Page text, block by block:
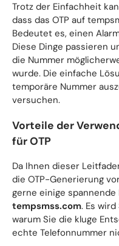
Trotz der Einfachheit
dass das OTP auf
Bedeutet es, einen
Diese Dinge passieren
die Nummer
wurde. Die einfache
temporäre Nummer
versuchen.
Vorteile der
für OTP
Da Ihnen dieser
die OTP-Generierung
gerne einige
tempsmss.com. Es
warum Sie die kluge
echte Telefonnummer